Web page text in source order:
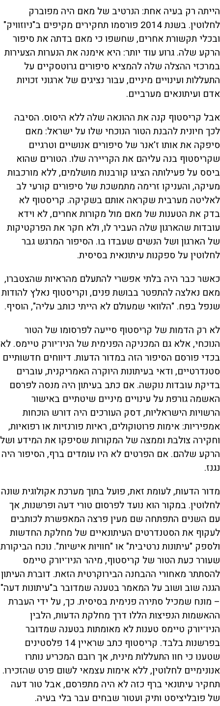
הייתה רק בעיה אחת: הנרטיב של מאם היה מפוברק
לחלוטין. בשנת 2014 פורסמו תחקירים מקיפים ב"ניוזוויק"
ובכלי תקשורת אחרים, שחשפו כי מאם בדתה את סיפור
הרקע שלה. גרוע עוד יותר: היא אימנה את הנערות הצעירות
במרכזי ההצלה שלה להמציא סיפורים גרוטסקיים על
התעללות ועינויים מיניים, עבור נציגים של ארגוני זכויות
אדם ועיתונאים מערביים.
אבל קריסטוף קנה את ההונאה שלה ללא היסוס. הסיבה
לכך חיונית להבנת הטור הנוכחי שלו על ישראל: מאם
סיפקה את אותו ז'אנר של סיפורים אנושיים וטרגיים
שקריסטוף בנה עליהם את הקריירה שלו. הטורים שהוא
ביסס על פעילותה הציגו קורבנות מושלמים, ללא מורכבות
מעיקה, והעניקו זרימה מתמשכת של סיפורים קורעי לב
לאליטה מערבית שקראה אותם בשקיקה. קריסטוף לא
בדק את הטענות של מאם מול מקורות אחרים, לא וידא
עובדות שהארגון שלה העביר לו, ולא חקר את הפרקטיקות
של הארגון ושל הנשים שעבדו בו. הסיפור המרגש גבר
לחלוטין על ספקנות עיתונאית בסיסית.
כאשר כבר היה בלתי אפשרי להתעלם מהראיות שהצטברו,
מאם נאלצה להתפטר בבושת פנים, וקריסטוף נאלץ להודות
שנפל בפח. "הלוואי שמעולם לא הייתי כותב עליה", הוסיף.
לא רק הדמות של קריסטוף סייעה לפרסומו של הטור
הנוכחי, אלא גם המכניקה הפנימית של הניו־יורק טיימס. לא
בכדי פורסם הסיפור הזה במדור הדעות. דיווחים חדשותיים
סטנדרטיים, ודאי בעיתונות היוקרה האמריקנית, עוברים
בדיקת עובדות נוקשה. אם כתב בעיתון היה מנסה לפרסם
האשמה גורפת על עינויים מיניים שיטתיים באישור
הרשויות הישראליות, דסק העורכים היה דורש הוכחות
אמפיריות: אימות פרוטוקולים, ראיות פורנזיות או רפואיות,
וחקירה צולבת וממצה של המקורות שסיפקו את המידע ושל
הרקע שלהם. אם הפרטים לא היו עומדים ברף, הסיפור היה
נגנז.
מדור הדעות, לעומת זאת, פועל בתוך מערכת אקולוגית שונה
לחלוטין. במקור הוא נועד לפרסום טורי דעה ופרשנות, אך
עם השנים התפתחה שם מעין פרצה המאפשרת לכותבים
לעקוף את הסטנדרטים העיתונאיים של מחלקת החדשות
ולספק "עיתונות נרטיבית" או "חוויות אישיות". נוכח הביקורת
שעורר כעת הטור של קריסטוף, מיהר הניו־יורק טיימס
להסתתר מאחורי ההבחנה הבירוקרטית הזאת. דוברת העיתון
הגנה שוב ושוב על המאמר בטענה שמדובר ב"עיתונות דעה"
– מונח שמכיל סתירה פנימית בסיסית. כך, על ידי העברת
ההאשמות הנפיצות הללו דרך מחלקת הדעות, הלבין
הניו־יורק טיימס טענות לא מאומתות בטענה שמדובר
בפרשנות בלבד. קריסטוף כתב שראיין 14 פלסטינים
שטענו כי חוו התעללות מינית, אך רובם המכריע נותרו
אנונימיים לחלוטין, ללא אימות עצמאי לשום פרט שהזכירו.
תחקיר עיתונאי ברף כזה לא היה מתפרסם, אבל טור דעה
של פובליציסט ותיק ועטור שבחים עבר בלי בעיה.